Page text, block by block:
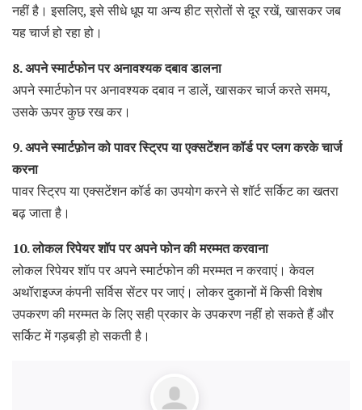
नहीं है। इसलिए, इसे सीधे धूप या अन्य हीट स्रोतों से दूर रखें, खासकर जब
यह चार्ज हो रहा हो।
8. अपने स्मार्टफोन पर अनावश्यक दबाव डालना
अपने स्मार्टफोन पर अनावश्यक दबाव न डालें, खासकर चार्ज करते समय,
उसके ऊपर कुछ रख कर।
9. अपने स्मार्टफ़ोन को पावर स्ट्रिप या एक्सटेंशन कॉर्ड पर प्लग करके चार्ज
करना
पावर स्ट्रिप या एक्सटेंशन कॉर्ड का उपयोग करने से शॉर्ट सर्किट का खतरा
बढ़ जाता है।
10. लोकल रिपेयर शॉप पर अपने फोन की मरम्मत करवाना
लोकल रिपेयर शॉप पर अपने स्मार्टफोन की मरम्मत न करवाएं। केवल
अथॉराइज्ज कंपनी सर्विस सेंटर पर जाएं। लोकर दुकानों में किसी विशेष
उपकरण की मरम्मत के लिए सही प्रकार के उपकरण नहीं हो सकते हैं और
सर्किट में गड़बड़ी हो सकती है।